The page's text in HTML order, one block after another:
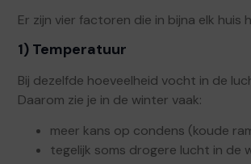
Er zijn vier factoren die in bijna elk huis
1) Temperatuur
Bij dezelfde hoeveelheid vocht in de
Daarom zie je in de winter vaak:
meer kans op condens (koude
tegelijk soms drogere lucht in de